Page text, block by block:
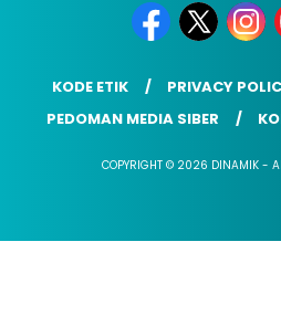
KODE ETIK PRIVACY
PEDOMAN MEDIA SIBER
COPYRIGHT © 2026 DINAMIK -